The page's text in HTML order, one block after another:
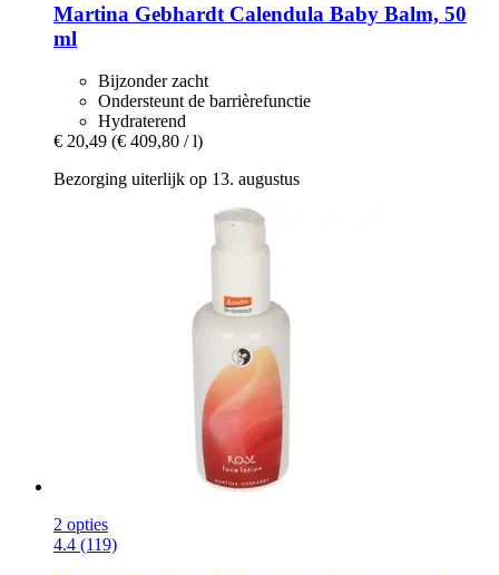
Martina Gebhardt Calendula Baby Balm, 50
ml
Bijzonder zacht
Ondersteunt de barrièrefunctie
Hydraterend
€ 20,49 (€ 409,80 / l)
Bezorging uiterlijk op 13. augustus
2 opties
4.4 (119)